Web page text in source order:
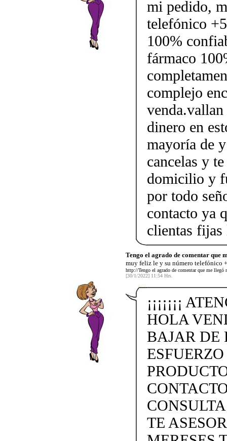
mi pedido,
telefónico
100%
fármaco
complejo
dinero en
mayoría de
cancelas y
domicilio y
por todo
contacto ya
clientas
Tengo el agrado de comentar que
muy feliz le y su número telefónico
http://Tengo el agrado de comentar que me
[30/1/2022] 11:54 Hrs.
¡¡¡¡¡¡¡
HOLA
BAJAR DE
TE